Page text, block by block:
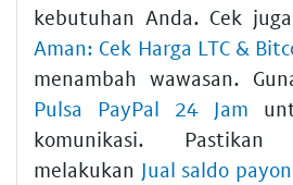
kebutuhan Anda. Cek juga
Aman: Cek Harga LTC &
menambah wawasan.
Pulsa PayPal 24 Jam
komunikasi.
melakukan Jual saldo